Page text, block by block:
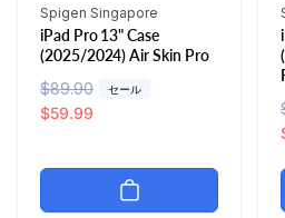
販
売
元:
Spigen Singapore
iPad Pro 13" Case
(2025/2024) Air Skin Pro
通
常
$89.90 セール
セ
ー
$59.99